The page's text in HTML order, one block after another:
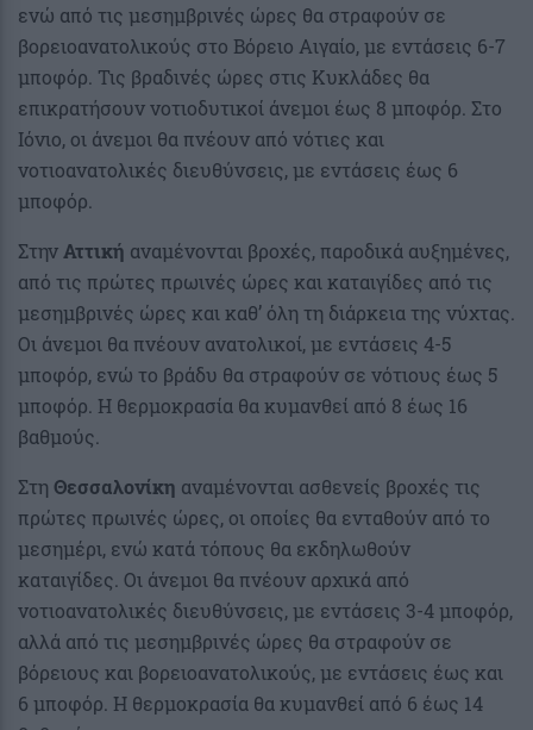
ενώ από τις μεσημβρινές ώρες θα στραφούν σε
βορειοανατολικούς στο Βόρειο Αιγαίο, με εντάσεις 6-7
μποφόρ. Τις βραδινές ώρες στις Κυκλάδες θα
επικρατήσουν νοτιοδυτικοί άνεμοι έως 8 μποφόρ. Στο
Ιόνιο, οι άνεμοι θα πνέουν από νότιες και
νοτιοανατολικές διευθύνσεις, με εντάσεις έως 6
μποφόρ.
Στην Αττική αναμένονται βροχές, παροδικά αυξημένες,
από τις πρώτες πρωινές ώρες και καταιγίδες από τις
μεσημβρινές ώρες και καθ’ όλη τη διάρκεια της νύχτας.
Οι άνεμοι θα πνέουν ανατολικοί, με εντάσεις 4-5
μποφόρ, ενώ το βράδυ θα στραφούν σε νότιους έως 5
μποφόρ. Η θερμοκρασία θα κυμανθεί από 8 έως 16
βαθμούς.
Στη Θεσσαλονίκη αναμένονται ασθενείς βροχές τις
πρώτες πρωινές ώρες, οι οποίες θα ενταθούν από το
μεσημέρι, ενώ κατά τόπους θα εκδηλωθούν
καταιγίδες. Οι άνεμοι θα πνέουν αρχικά από
νοτιοανατολικές διευθύνσεις, με εντάσεις 3-4 μποφόρ,
αλλά από τις μεσημβρινές ώρες θα στραφούν σε
βόρειους και βορειοανατολικούς, με εντάσεις έως και
6 μποφόρ. Η θερμοκρασία θα κυμανθεί από 6 έως 14